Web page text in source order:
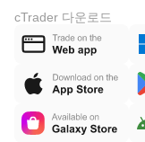
cTrader 다운로드